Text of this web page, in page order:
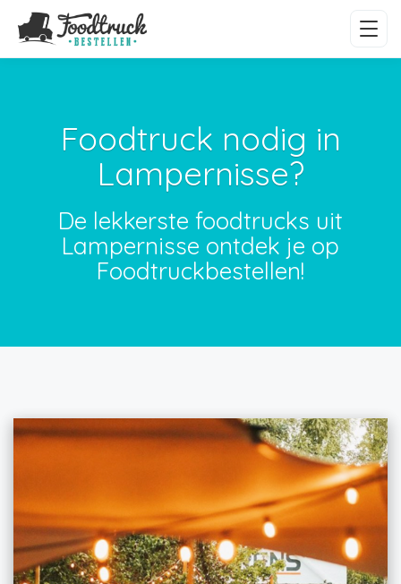
Foodtruck nodig in
Lampernisse?
De lekkerste foodtrucks uit
Lampernisse ontdek je op
Foodtruckbestellen!